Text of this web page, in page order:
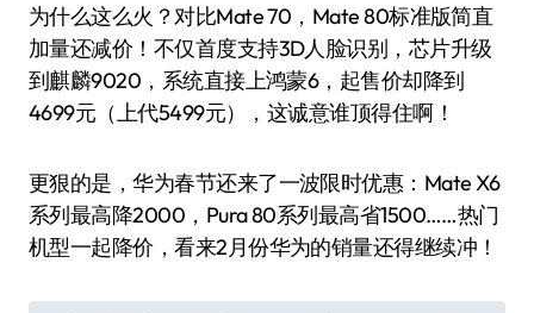
为什么这么火？对比Mate 70，Mate 80标准版简直
加量还减价！不仅首度支持3D人脸识别，芯片升级
到麒麟9020，系统直接上鸿蒙6，起售价却降到
4699元（上代5499元），这诚意谁顶得住啊！
更狠的是，华为春节还来了一波限时优惠：Mate X6
系列最高降2000，Pura 80系列最高省1500……热门
机型一起降价，看来2月份华为的销量还得继续冲！